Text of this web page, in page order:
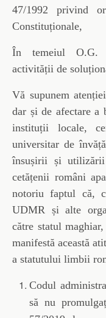
47/1992 privind
Constituționale,
În temeiul O.G.
activității de
Vă supunem
dar și de afectare a
instituții locale,
universitar de
însușirii și
cetățenii români
notoriu faptul că,
UDMR și alte
către statul
manifestă această
a statutului limbii
Codul
să nu